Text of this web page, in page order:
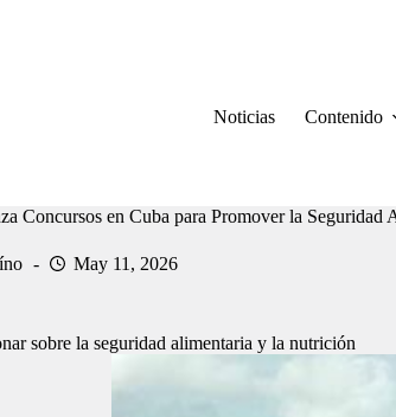
Noticias Contenido
Concursos en Cuba para Promover la Seguridad
May 11, 2026
sobre la seguridad alimentaria y la nutrición